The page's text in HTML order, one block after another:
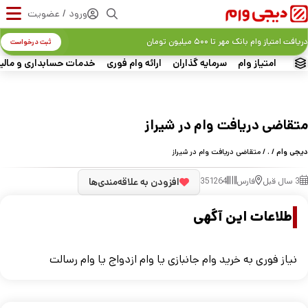
ورود / عضویت
امتیاز وام سرمایه گذاران ارائه وام فوری خدمات حسابداری و
دریافت امتیاز وام بانک مهر تا ۵۰۰ میلیون تومان ثبت درخواست
متقاضی دریافت وام در شیراز
دیجی وام/
. / متقاضی دریافت وام در شیراز
3 سال قبل فارس 351264 افزودن به علاقه‌مندی‌ها
اطلاعات این آگهی
نیاز فوری به خرید وام جانبازی یا وام ازدواج یا وام رسالت